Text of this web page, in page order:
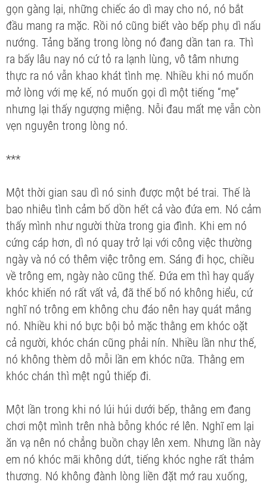
gọn gàng lại, những chiếc áo dì may cho nó, nó bắt
đầu mang ra mặc. Rồi nó cũng biết vào bếp phụ dì nấu
nướng. Tảng băng trong lòng nó đang dần tan ra. Thì
ra bấy lâu nay nó cứ tỏ ra lạnh lùng, vô tâm nhưng
thực ra nó vẫn khao khát tình mẹ. Nhiều khi nó muốn
mở lòng với mẹ kế, nó muốn gọi dì một tiếng “mẹ”
nhưng lại thấy ngượng miệng. Nỗi đau mất mẹ vẫn còn
vẹn nguyên trong lòng nó.
***
Một thời gian sau dì nó sinh được một bé trai. Thế là
bao nhiêu tình cảm bố dồn hết cả vào đứa em. Nó cảm
thấy mình như người thừa trong gia đình. Khi em nó
cứng cáp hơn, dì nó quay trở lại với công việc thường
ngày và nó có thêm việc trông em. Sáng đi học, chiều
về trông em, ngày nào cũng thế. Đứa em thì hay quấy
khóc khiến nó rất vất vả, đã thế bố nó không hiểu, cứ
nghĩ nó trông em không chu đáo nên hay quát mắng
nó. Nhiều khi nó bực bội bỏ mặc thằng em khóc oặt
cả người, khóc chán cũng phải nín. Nhiều lần như thế,
nó không thèm dỗ mỗi lần em khóc nữa. Thằng em
khóc chán thì mệt ngủ thiếp đi.
Một lần trong khi nó lúi húi dưới bếp, thằng em đang
chơi một mình trên nhà bỗng khóc ré lên. Nghĩ em lại
ăn vạ nên nó chẳng buồn chạy lên xem. Nhưng lần này
em nó khóc mãi không dứt, tiếng khóc nghe rất thảm
thương. Nó không đành lòng liền đặt mớ rau xuống,